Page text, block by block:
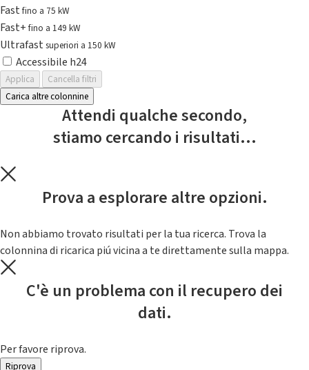
Fastfino a 75 kW
Fast+fino a 149 kW
Ultrafast superiori a 150 kW
Accessibile h24
Applica
Cancella filtri
Carica altre colonnine
Attendi qualche secondo,
stiamo cercando i risultati...
Prova a esplorare altre opzioni.
Non abbiamo trovato risultati per la tua ricerca. Trova la
colonnina di ricarica piú vicina a te direttamente sulla mappa.
C'è un problema con il recupero dei
dati.
Per favore riprova.
Riprova